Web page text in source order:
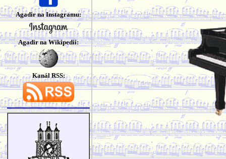
Agadir na Instagramu:
Agadir na Wikipedii:
Kanál RSS: